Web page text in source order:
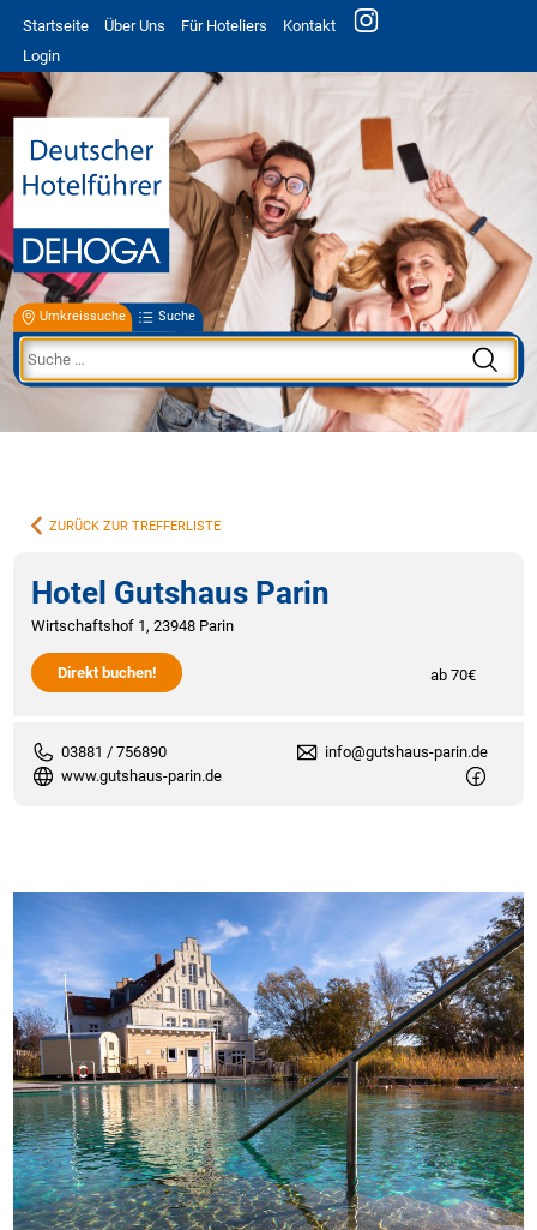
Startseite Über Uns Für Hoteliers
Kontakt
Login
Umkreissuche Suche
ZURÜCK ZUR TREFFERLISTE
Hotel Gutshaus Parin
Wirtschaftshof 1, 23948 Parin
Direkt buchen! ab 70€
03881 / 756890
info@gutshaus-parin.de
www.gutshaus-parin.de